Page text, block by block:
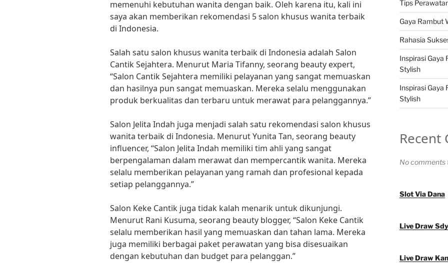
memenuhi kebutuhan wanita dengan baik. Oleh karena itu, kali ini
saya akan memberikan rekomendasi 5 salon khusus wanita terbaik
di Indonesia.
Salah satu salon khusus wanita terbaik di Indonesia adalah Salon
Cantik Sejahtera. Menurut Maria Tifanny, seorang beauty expert,
“Salon Cantik Sejahtera memiliki pelayanan yang sangat memuaskan
dan hasilnya pun sangat memuaskan. Mereka selalu menggunakan
produk berkualitas dan terbaru untuk merawat para pelanggannya.”
Salon Jelita Indah juga menjadi salah satu rekomendasi salon khusus
wanita terbaik di Indonesia. Menurut Yunita Tan, seorang beauty
influencer, “Salon Jelita Indah memiliki tim ahli yang sangat
berpengalaman dalam merawat dan mempercantik wanita. Mereka
selalu memberikan pelayanan yang ramah dan profesional kepada
setiap pelanggannya.”
Salon Keke Cantik juga tidak kalah menarik untuk dikunjungi.
Menurut Rani Kusuma, seorang beauty blogger, “Salon Keke Cantik
selalu memberikan hasil yang memuaskan dan tahan lama. Mereka
juga memiliki berbagai paket perawatan yang bisa disesuaikan
dengan kebutuhan dan budget para pelanggan.”
Tips
Gaya Rambut
Rahasia
Inspirasi Gaya
Stylish
Inspirasi Gaya
Stylish
Recent
No comments
Slot Via Dana
Live Draw Sdy
Live Draw